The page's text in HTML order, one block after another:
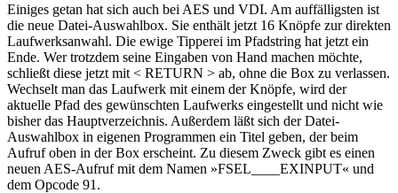
Einiges getan hat sich auch bei AES und VDI. Am auffälligsten ist
die neue Datei-Auswahlbox. Sie enthält jetzt 16 Knöpfe zur direkten
Laufwerksanwahl. Die ewige Tipperei im Pfadstring hat jetzt ein
Ende. Wer trotzdem seine Eingaben von Hand machen möchte,
schließt diese jetzt mit < RETURN > ab, ohne die Box zu verlassen.
Wechselt man das Laufwerk mit einem der Knöpfe, wird der
aktuelle Pfad des gewünschten Laufwerks eingestellt und nicht wie
bisher das Hauptverzeichnis. Außerdem läßt sich der Datei-
Auswahlbox in eigenen Programmen ein Titel geben, der beim
Aufruf oben in der Box erscheint. Zu diesem Zweck gibt es einen
neuen AES-Aufruf mit dem Namen »FSEL____EXINPUT« und
dem Opcode 91.